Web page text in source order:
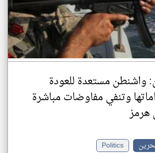
واشنطن مستعدة للعودة
وتنفي مفاوضات مباشرة
هرمز
Politics